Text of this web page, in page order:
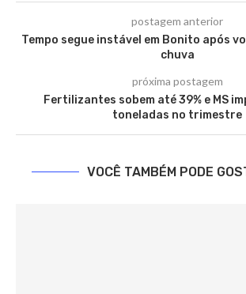
postagem anterior
Tempo segue instável em Bonito após
chuva
próxima postagem
Fertilizantes sobem até 39% e MS
toneladas no trimestre
VOCÊ TAMBÉM PODE